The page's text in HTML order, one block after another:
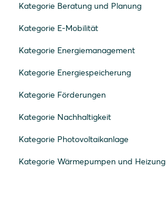
Kategorie Beratung und Planung
Kategorie E-Mobilität
Kategorie Energiemanagement
Kategorie Energiespeicherung
Kategorie Förderungen
Kategorie Nachhaltigkeit
Kategorie Photovoltaikanlage
Kategorie Wärmepumpen und Heizung